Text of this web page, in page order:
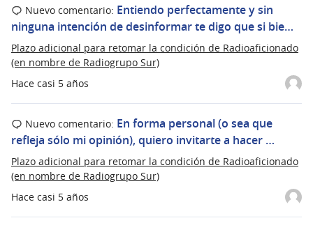
Hace casi 5 años
Nuevo comentario: Entiendo perfectamente y sin
ninguna intención de desinformar te digo que si bie…
Plazo adicional para retomar la condición de Radioaficionado
(en nombre de Radiogrupo Sur)
Hace casi 5 años
Nuevo comentario: En forma personal (o sea que
refleja sólo mi opinión), quiero invitarte a hacer …
Plazo adicional para retomar la condición de Radioaficionado
(en nombre de Radiogrupo Sur)